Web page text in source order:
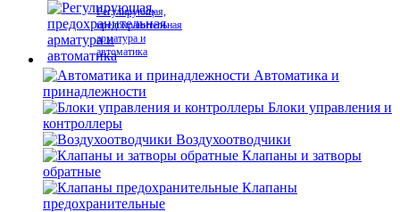
Регулирующая,
предохранительная
арматура и
автоматика
Автоматика и
принадлежности
Блоки управления и
контроллеры
Воздухоотводчики
Клапаны и затворы
обратные
Клапаны
предохранительные